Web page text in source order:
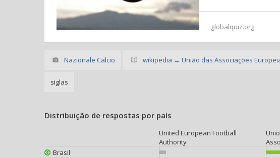
globalquiz.org
Nazionale Calcio wikipedia → União das Associações
siglas
Distribuição de respostas por país
United European Football
Authority
Brasil